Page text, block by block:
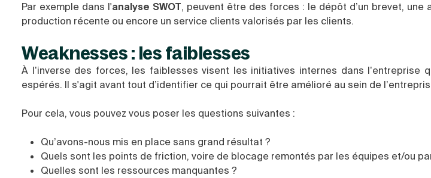
Par exemple dans l'analyse SWOT, peuvent être des forces : le dépôt d’un brevet, une
production récente ou encore un service clients valorisés par les clients.
Weaknesses : les faiblesses
À l’inverse des forces, les faiblesses visent les initiatives internes dans l’entreprise
espérés. Il s'agit avant tout d’identifier ce qui pourrait être amélioré au sein de
Pour cela, vous pouvez vous poser les questions suivantes :
Qu’avons-nous mis en place sans grand résultat ?
Quels sont les points de friction, voire de blocage remontés par les équipes et/ou
Quelles sont les ressources manquantes ?